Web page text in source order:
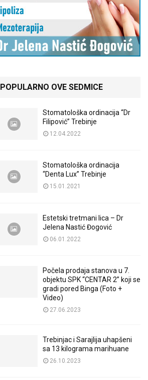
POPULARNO OVE SEDMICE
Stomatološka ordinacija “Dr
Filipović” Trebinje
12.04.2022
Stomatološka ordinacija
“Denta Lux” Trebinje
15.01.2021
Estetski tretmani lica – Dr
Jelena Nastić Đogović
06.01.2022
Počela prodaja stanova u 7.
objektu SPK “CENTAR 2” koji se
gradi pored Binga (Foto +
Video)
27.06.2023
Trebinjac i Sarajlija uhapšeni
sa 13 kilograma marihuane
26.10.2023